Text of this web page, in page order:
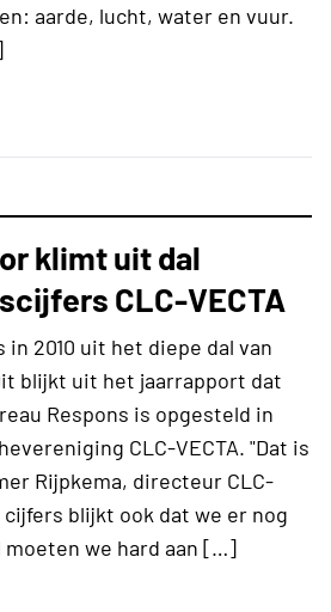
aarde, lucht, water en vuur.
klimt uit dal
CLC-VECTA
2010 uit het diepe dal van
blijkt uit het jaarrapport dat
Respons is opgesteld in
CLC-VECTA. "Dat is
Rijpkema, directeur CLC-
cijfers blijkt ook dat we er nog
moeten we hard aan […]